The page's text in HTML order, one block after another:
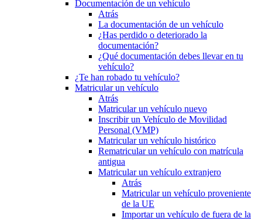
Documentación de un vehículo
Atrás
La documentación de un vehículo
¿Has perdido o deteriorado la
documentación?
¿Qué documentación debes llevar en tu
vehículo?
¿Te han robado tu vehículo?
Matricular un vehículo
Atrás
Matricular un vehículo nuevo
Inscribir un Vehículo de Movilidad
Personal (VMP)
Matricular un vehículo histórico
Rematricular un vehículo con matrícula
antigua
Matricular un vehículo extranjero
Atrás
Matricular un vehículo proveniente
de la UE
Importar un vehículo de fuera de la